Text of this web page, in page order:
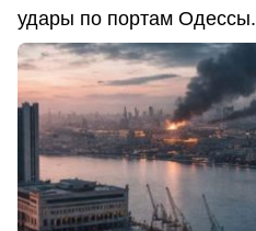
удары по портам Одессы.